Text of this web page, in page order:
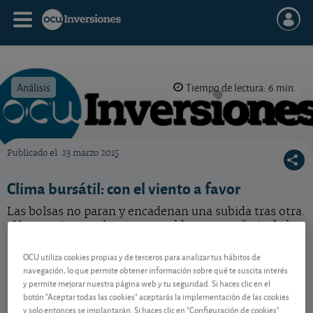
Análisis Tiempo de lectura: 6 min.
Publicado el 23 marzo 2015
Clima bursátil: con el viento a favor
Las bolsas no paran y encadenan una subida tras otra.
¿Hay motivos reales que respalden esta euforia de los
Contenido reservado a SOCIOS
OCU utiliza cookies propias y de terceros para analizar tus hábitos de
navegación, lo que permite obtener información sobre qué te suscita interés
y permite mejorar nuestra página web y tu seguridad. Si haces clic en el
botón "Aceptar todas las cookies" aceptarás la implementación de las cookies
y solo entonces se implantarán. Si haces clic en "Configuración de cookies"